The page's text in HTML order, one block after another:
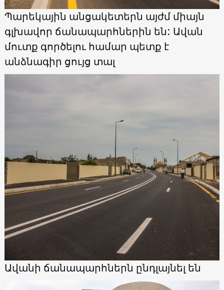
Պարեկային անցակետերն այժմ միայն
գլխավոր ճանապարհներին են: Ավան
մուտք գործելու համար պետք է
անձնագիր ցույց տալ
Ավանի ճանապարհներն ընդլայնել են